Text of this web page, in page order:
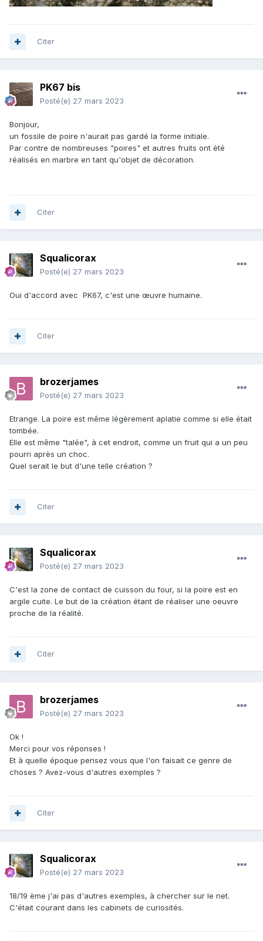
Citer
PK67 bis
Posté(e) 27 mars 2023
Bonjour,
un fossile de poire n'aurait pas gardé la forme initiale.
Par contre de nombreuses "poires" et autres fruits ont été
réalisés en marbre en tant qu'objet de décoration.
Citer
Squalicorax
Posté(e) 27 mars 2023
Oui d'accord avec PK67, c'est une œuvre humaine.
Citer
brozerjames
Posté(e) 27 mars 2023
Etrange. La poire est même légèrement aplatie comme si elle était
tombée.
Elle est même "talée", à cet endroit, comme un fruit qui a un peu
pourri après un choc.
Quel serait le but d'une telle création ?
Citer
Squalicorax
Posté(e) 27 mars 2023
C'est la zone de contact de cuisson du four, si la poire est en
argile cuite. Le but de la création étant de réaliser une oeuvre
proche de la réalité.
Citer
brozerjames
Posté(e) 27 mars 2023
Ok !
Merci pour vos réponses !
Et à quelle époque pensez vous que l'on faisait ce genre de
choses ? Avez-vous d'autres exemples ?
Citer
Squalicorax
Posté(e) 27 mars 2023
18/19 ème j'ai pas d'autres exemples, à chercher sur le net.
C'était courant dans les cabinets de curiosités.